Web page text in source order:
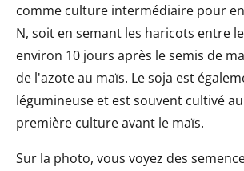
comme culture intermédiaire pour
N, soit en semant les haricots entre
environ 10 jours après le semis de
de l'azote au maïs. Le soja est
légumineuse et est souvent cultivé
première culture avant le maïs.
Sur la photo, vous voyez des